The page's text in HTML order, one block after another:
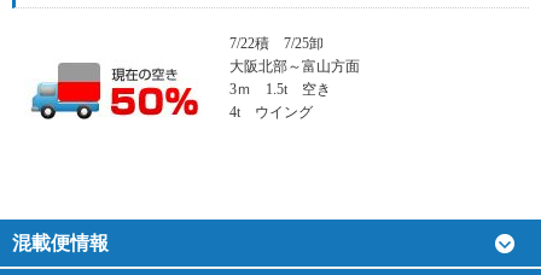
7/22積 7/25卸
大阪北部～富山方面
3ｍ 1.5t 空き
4t ウイング
混載便情報